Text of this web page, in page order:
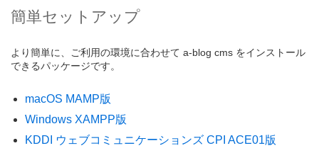
簡単セットアップ
より簡単に、ご利用の環境に合わせて a-blog cms をインストール
できるパッケージです。
macOS MAMP版
Windows XAMPP版
KDDI ウェブコミュニケーションズ CPI ACE01版